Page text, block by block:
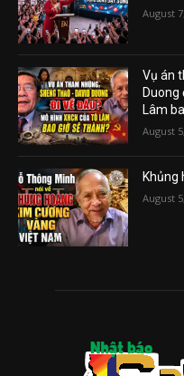
August
Vụ án
Duong
Lâm
August
Khủng
August